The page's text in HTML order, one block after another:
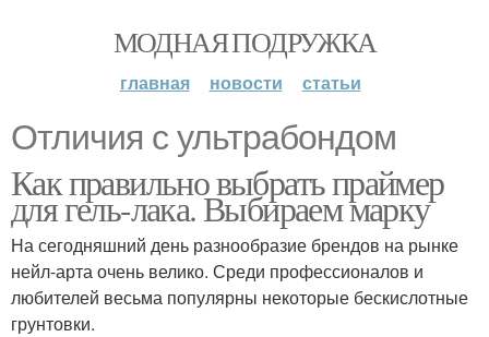
МОДНАЯ ПОДРУЖКА
главная новости статьи
Отличия с ультрабондом
Как правильно выбрать праймер
для гель-лака. Выбираем марку
На сегодняшний день разнообразие брендов на рынке
нейл-арта очень велико. Среди профессионалов и
любителей весьма популярны некоторые бескислотные
грунтовки.